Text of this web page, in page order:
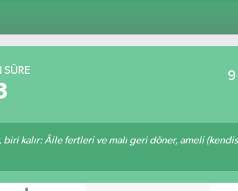
kalır: Âile fertleri ve malı geri döner, ameli